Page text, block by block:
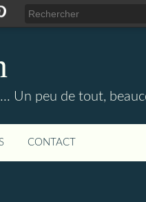
Un peu de tout,
CONTACT